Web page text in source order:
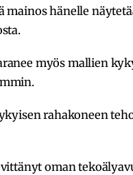
hänelle
myös mallien
rahakoneen
oman